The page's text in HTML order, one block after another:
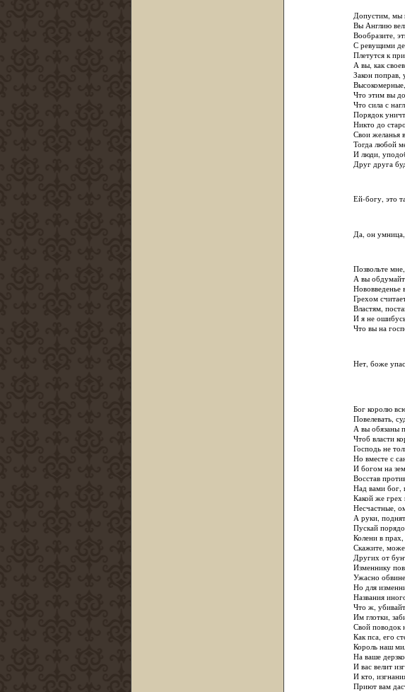
Допустим, мы
Вы Англию
Вообразите,
С ревущими
Плетутся к
А вы, как
Закон поправ,
Что этим вы
Что сила с
Порядок
Никто до
Свои желанья
Тогда любой
И люди,
Друг друга
Ей-богу, это
Да, он
Позвольте
А вы
Нововведенье
Грехом
Властям,
И я не
Что вы на
Нет, боже
Да,
Бог королю
Повелевать,
А вы обязаны
Чтоб власти
Господь не
Но вместе с
И богом на
Восстав
Над вами бог,
Какой же
Несчастные,
А руки,
Пускай
Колени в
Скажите,
Других от
Изменнику
Ужасно
Но для
Названия
Что ж,
Им глотки,
Свой поводок
Как пса, его
Король наш
На ваше
И вас велит
И кто,
Приют вам